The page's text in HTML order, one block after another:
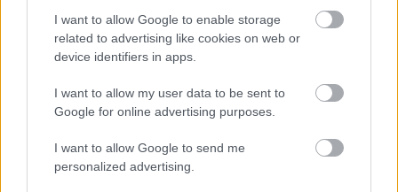
I want to allow Google to enable storage
related to advertising like cookies on web or
device identifiers in apps.
I want to allow my user data to be sent to
Google for online advertising purposes.
I want to allow Google to send me
personalized advertising.